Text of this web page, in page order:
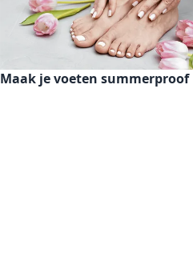
Maak je voeten summerproof